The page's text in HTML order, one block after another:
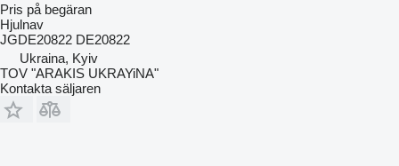
Pris på begäran
Hjulnav
JGDE20822 DE20822
Ukraina, Kyiv
TOV "ARAKIS UKRAYiNA"
Kontakta säljaren